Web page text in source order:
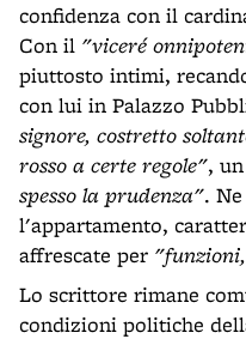
confidenza con il
Con il "viceré
piuttosto intimi,
con lui in Palazzo
signore, costretto
rosso a certe regole",
spesso la prudenza".
l'appartamento,
affrescate per
Lo scrittore rimane
condizioni politiche